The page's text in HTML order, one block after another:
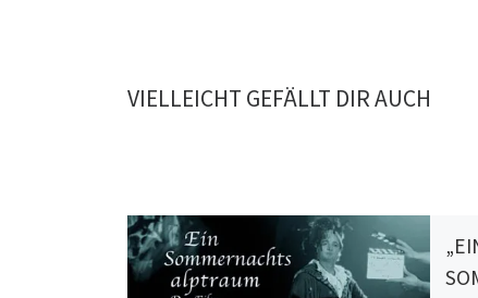
VIELLEICHT GEFÄLLT DIR AUCH